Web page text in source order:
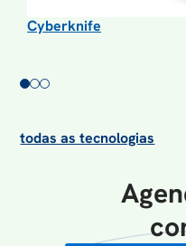
Cyberknife
todas as tecnologias